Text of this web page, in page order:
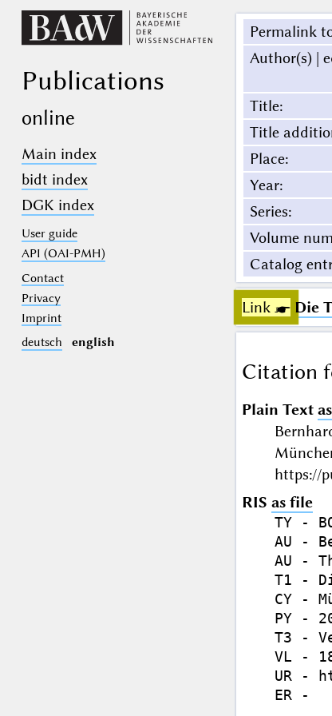
Publications
online
Main index
bidt index
DGK index
User guide
API (OAI-PMH)
Contact
Privacy
Imprint
deutsch
english
Permalink
Author(s) |
Title:
Title
Place:
Year:
Series:
Volume
Catalog
Link ☛ Die
Citation
Plain Text
https://
RIS as file
TY -
AU -
AU -
T1 -
CY -
PY -
T3 -
VL -
UR -